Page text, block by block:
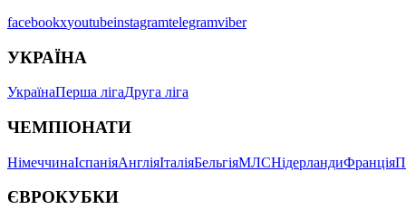
facebookxyoutubeinstagramtelegramviber
УКРАЇНА
УкраїнаПерша лігаДруга ліга
ЧЕМПІОНАТИ
НімеччинаІспаніяАнгліяІталіяБельгіяМЛСНідерландиФранція
ЄВРОКУБКИ